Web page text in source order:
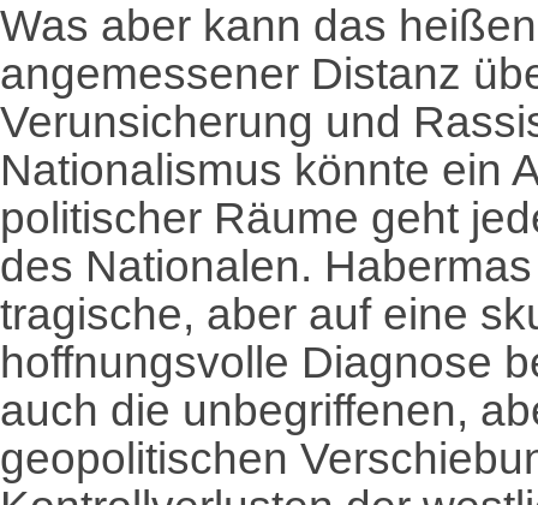
Was aber kann das
angemessener Distanz
Verunsicherung und
Nationalismus könnte ein
politischer Räume geht
des Nationalen.
tragische, aber auf eine
hoffnungsvolle Diagnose
auch die unbegriffenen,
geopolitischen